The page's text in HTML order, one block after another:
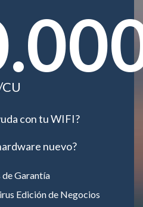
con tu WIFI?
nuevo?
de Garantía
Edición de Negocios